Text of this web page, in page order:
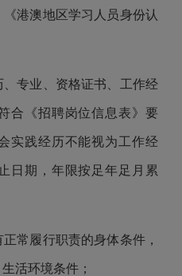
《港澳地区学习人员身份认
、专业、资格证书、工作经
合《招聘岗位信息表》要
实践经历不能视为工作经
日期，年限按足年足月累
正常履行职责的身体条件，
活环境条件；